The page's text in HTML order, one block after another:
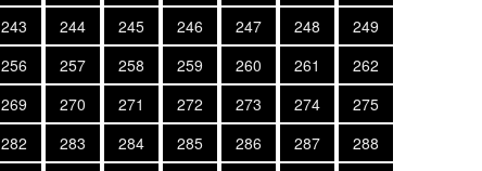
243 244 245 246 247 248
249
256 257 258 259 260 261
262
269 270 271 272 273 274
275
282 283 284 285 286 287
288